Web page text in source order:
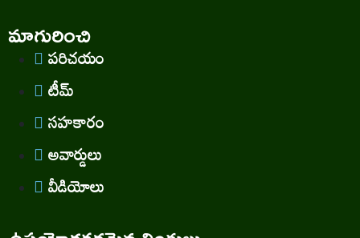
మాగురించి
పరిచయం
టీమ్
సహకారం
అవార్డులు
వీడియోలు